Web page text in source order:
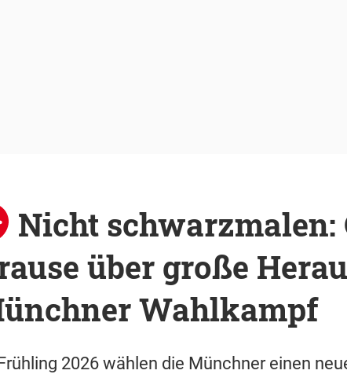
Nicht schwarzmalen:
über große
Wahlkampf
2026 wählen die Münchner einen